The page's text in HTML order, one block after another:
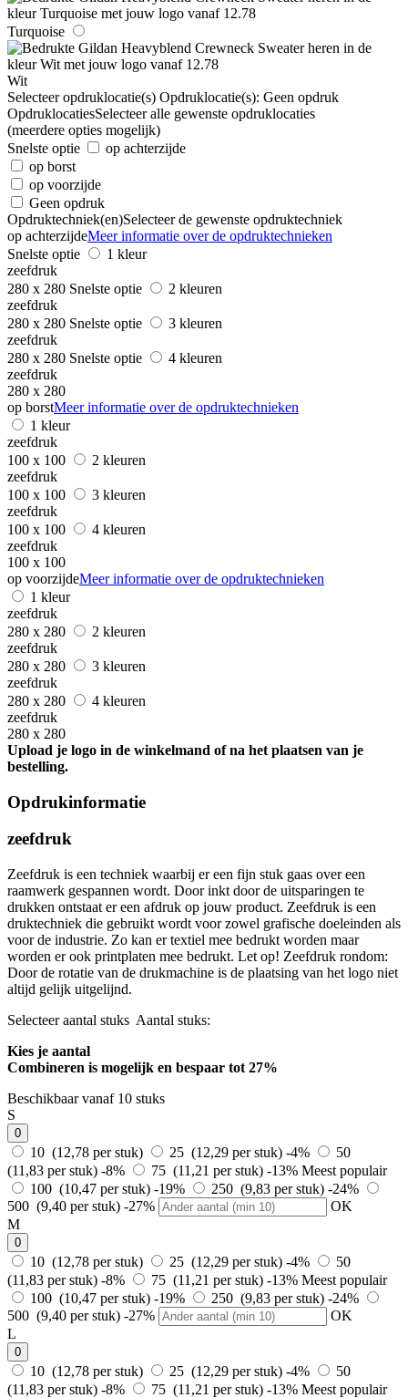
Turquoise
Wit
Selecteer opdruklocatie(s) Opdruklocatie(s): Geen opdruk
OpdruklocatiesSelecteer alle gewenste opdruklocaties
(meerdere opties mogelijk)
Snelste optie
op achterzijde
op borst
op voorzijde
Geen opdruk
Opdruktechniek(en)Selecteer de gewenste opdruktechniek
op achterzijdeMeer informatie over de opdruktechnieken
Snelste optie
1 kleur
zeefdruk
280 x 280 Snelste optie
2 kleuren
zeefdruk
280 x 280 Snelste optie
3 kleuren
zeefdruk
280 x 280 Snelste optie
4 kleuren
zeefdruk
280 x 280
op borstMeer informatie over de opdruktechnieken
1 kleur
zeefdruk
100 x 100
2 kleuren
zeefdruk
100 x 100
3 kleuren
zeefdruk
100 x 100
4 kleuren
zeefdruk
100 x 100
op voorzijdeMeer informatie over de opdruktechnieken
1 kleur
zeefdruk
280 x 280
2 kleuren
zeefdruk
280 x 280
3 kleuren
zeefdruk
280 x 280
4 kleuren
zeefdruk
280 x 280
Upload je logo in de winkelmand of na het plaatsen van je
bestelling.
Opdrukinformatie
zeefdruk
Zeefdruk is een techniek waarbij er een fijn stuk gaas over een
raamwerk gespannen wordt. Door inkt door de uitsparingen te
drukken ontstaat er een afdruk op jouw product. Zeefdruk is een
druktechniek die gebruikt wordt voor zowel grafische doeleinden als
voor de industrie. Zo kan er textiel mee bedrukt worden maar
worden er ook printplaten mee bedrukt. Let op! Zeefdruk rondom:
Door de rotatie van de drukmachine is de plaatsing van het logo niet
altijd gelijk uitgelijnd.
Selecteer aantal stuks Aantal stuks:
Kies je aantal
Combineren is mogelijk en bespaar tot 27%
Beschikbaar vanaf 10 stuks
S
0
10 (12,78 per stuk) 25 (12,29 per stuk) -4%
50
(11,83 per stuk) -8% 75 (11,21 per stuk) -13% Meest populair
100 (10,47 per stuk) -19% 250 (9,83 per stuk) -24%
500 (9,40 per stuk) -27%
OK
M
0
10 (12,78 per stuk) 25 (12,29 per stuk) -4%
50
(11,83 per stuk) -8% 75 (11,21 per stuk) -13% Meest populair
100 (10,47 per stuk) -19% 250 (9,83 per stuk) -24%
500 (9,40 per stuk) -27%
OK
L
0
10 (12,78 per stuk) 25 (12,29 per stuk) -4%
50
(11,83 per stuk) -8% 75 (11,21 per stuk) -13% Meest populair